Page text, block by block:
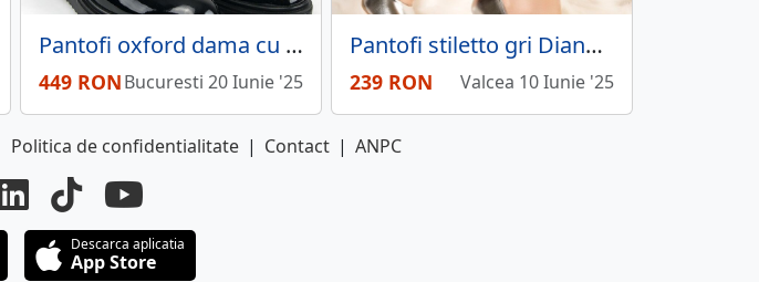
Pantofi oxford dama cu varf rotund negri Kaia
449 RONBucuresti 20 Iunie '25
Pantofi stiletto gri Diana din piele naturala
239 RON Valcea 10 Iunie '25
Politica de confidentialitate | Contact | ANPC
Descarca aplicatia
App Store